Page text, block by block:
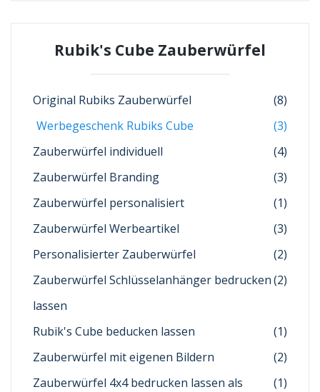
Rubik's Cube Zauberwürfel
Original Rubiks Zauberwürfel
(8)
Werbegeschenk Rubiks Cube
(3)
Zauberwürfel individuell
(4)
Zauberwürfel Branding
(3)
Zauberwürfel personalisiert
(1)
Zauberwürfel Werbeartikel
(3)
Personalisierter Zauberwürfel
(2)
Zauberwürfel Schlüsselanhänger bedrucken
lassen
(2)
Rubik's Cube beducken lassen
(1)
Zauberwürfel mit eigenen Bildern
(2)
Zauberwürfel 4x4 bedrucken lassen als
(1)